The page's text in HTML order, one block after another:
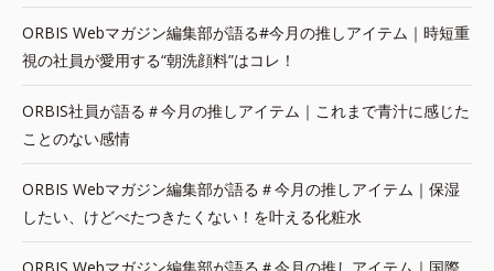
ORBIS Webマガジン編集部が語る#今月の推しアイテム｜時短重
視の社員が愛用する“朝洗顔料”はコレ！
ORBIS社員が語る＃今月の推しアイテム｜これまで青汁に感じた
ことのない感情
ORBIS Webマガジン編集部が語る＃今月の推しアイテム｜保湿
したい、けどべたつきたくない！を叶える化粧水
ORBIS Webマガジン編集部が語る＃今月の推しアイテム｜国際